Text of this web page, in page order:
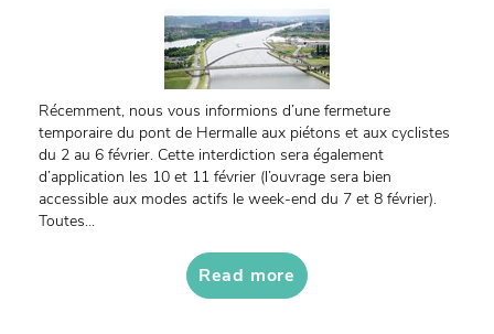
Récemment, nous vous informions d’une fermeture
temporaire du pont de Hermalle aux piétons et aux cyclistes
du 2 au 6 février. Cette interdiction sera également
d’application les 10 et 11 février (l’ouvrage sera bien
accessible aux modes actifs le week-end du 7 et 8 février).
Toutes...
Read more